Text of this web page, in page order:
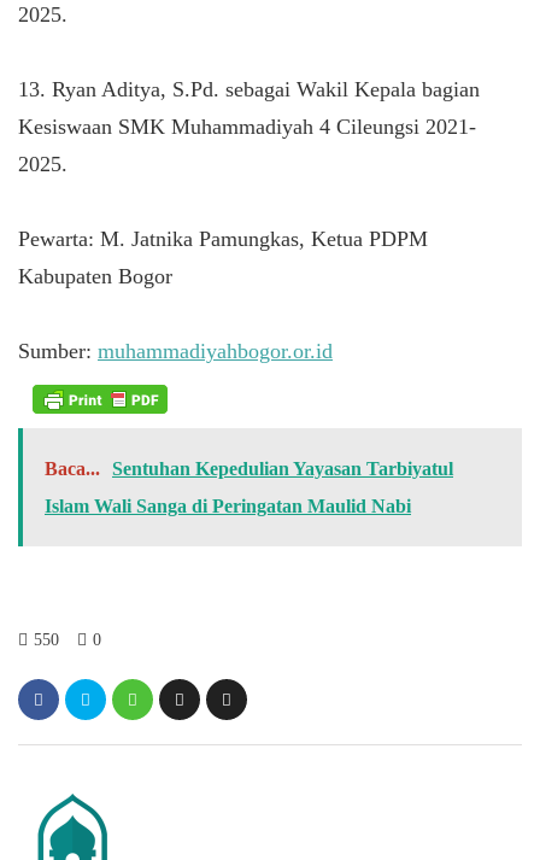
2025.
13. Ryan Aditya, S.Pd. sebagai Wakil Kepala bagian
Kesiswaan SMK Muhammadiyah 4 Cileungsi 2021-
2025.
Pewarta: M. Jatnika Pamungkas, Ketua PDPM
Kabupaten Bogor
Sumber: muhammadiyahbogor.or.id
Baca... Sentuhan Kepedulian Yayasan Tarbiyatul
Islam Wali Sanga di Peringatan Maulid Nabi
550 0